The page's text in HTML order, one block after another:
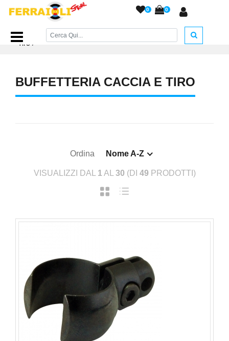
0 0
Home Page/ACCESSORI ARMERIA/Buffetteria Caccia e
Tiro /
BUFFETTERIA CACCIA E TIRO
Ordina Nome A-Z
VISUALIZZI DAL 1 AL 30 (DI 49 PRODOTTI)